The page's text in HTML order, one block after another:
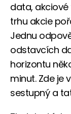
data, akciové
trhu akcie
Jednu
odstavcích
horizontu
minut. Zde je
sestupný a